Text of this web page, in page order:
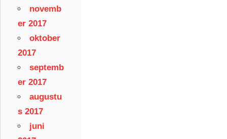
novemb
er 2017
oktober
2017
septemb
er 2017
augustu
s 2017
juni